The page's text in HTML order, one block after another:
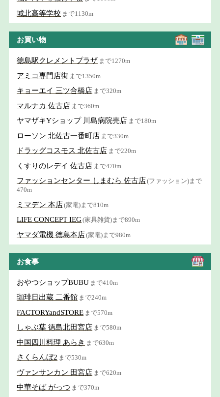
城北高等学校 まで1130m
お買い物
徳島駅クレメントプラザ まで1270m
アミコ専門店街 まで1350m
キョーエイ 三ツ合橋店 まで320m
マルナカ 佐古店 まで360m
ヤマザキYショップ 川島病院売店 まで180m
ローソン 北佐古一番町店 まで330m
ドラッグコスモス 北佐古店 まで220m
くすりのレデイ 佐古店 まで470m
ファッションセンター しまむら 佐古店(ファッション)まで
470m
ミマデン 本店(家電)まで810m
LIFE CONCEPT IEG(家具雑貨)まで890m
ヤマダ電機 徳島本店(家電)まで980m
お食事
おやつショップBUBU まで410m
珈琲日出蔵 二番館 まで240m
FACTORYandSTORE まで570m
しゃぶ葉 徳島北田宮店 まで580m
中国四川料理 あらき まで630m
さくらんぼ2 まで530m
ヴァンサンカン 田宮店 まで620m
中華そば がっつ まで370m